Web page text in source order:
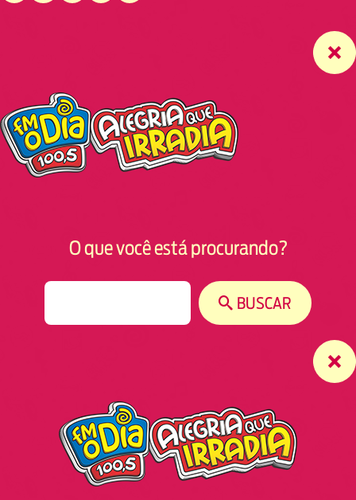
O que você está procurando?
BUSCAR